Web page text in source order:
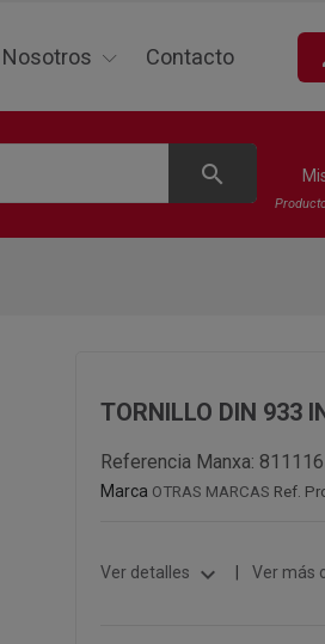
Nosotros Contacto
search
TORNILLO DIN 933
Referencia Manxa: 811116
Marca OTRAS MARCAS Ref.
Ver detalles expand_more Ver más